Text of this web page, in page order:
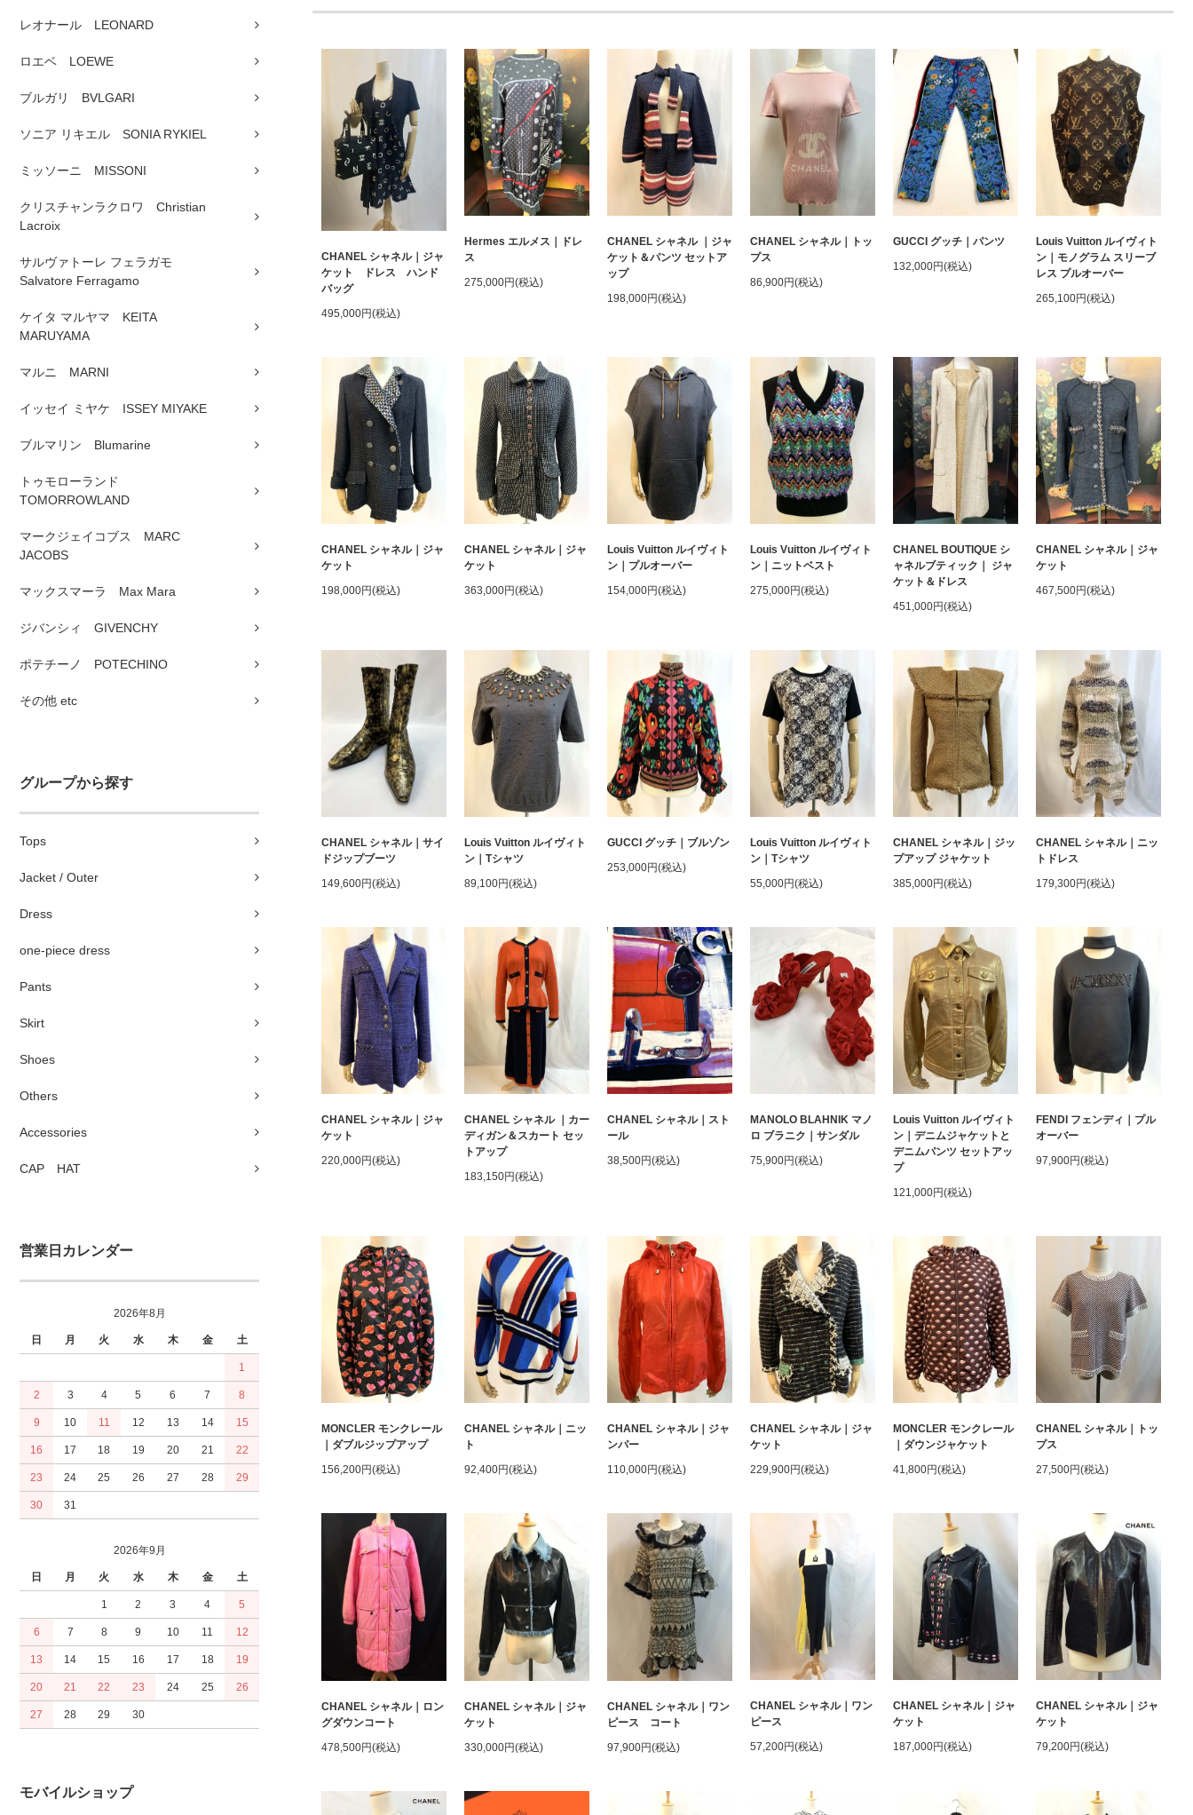
レオナール LEONARD
ロエベ LOEWE
ブルガリ BVLGARI
ソニア リキエル SONIA RYKIEL
ミッソーニ MISSONI
クリスチャンラクロワ Christian
Lacroix
サルヴァトーレ フェラガモ
Salvatore Ferragamo
ケイタ マルヤマ KEITA
MARUYAMA
マルニ MARNI
イッセイ ミヤケ ISSEY MIYAKE
ブルマリン Blumarine
トゥモローランド
TOMORROWLAND
マークジェイコブス MARC
JACOBS
マックスマーラ Max Mara
ジバンシィ GIVENCHY
ポテチーノ POTECHINO
その他 etc
グループから探す
Tops
Jacket / Outer
Dress
one-piece dress
Pants
Skirt
Shoes
Others
Accessories
CAP HAT
営業日カレンダー
2026年8月
日 月 火 水 木 金 土
1
2 3 4 5 6 7 8
9 10 11 12 13 14 15
16 17 18 19 20 21 22
23 24 25 26 27 28 29
30 31
2026年9月
日 月 火 水 木 金 土
1 2 3 4 5
6 7 8 9 10 11 12
13 14 15 16 17 18 19
20 21 22 23 24 25 26
27 28 29 30
モバイルショップ
CHANEL シャネル｜ジャ
ケット ドレス ハンド
バッグ
495,000円(税込)
Hermes エルメス｜ドレ
ス
275,000円(税込)
CHANEL シャネル ｜ジャ
ケット＆パンツ セットア
ップ
198,000円(税込)
CHANEL シャネル｜トッ
プス
86,900円(税込)
GUCCI グッチ｜パンツ
132,000円(税込)
Louis Vuitton ルイヴィト
ン｜モノグラム スリーブ
レス プルオーバー
265,100円(税込)
CHANEL シャネル｜ジャ
ケット
198,000円(税込)
CHANEL シャネル｜ジャ
ケット
363,000円(税込)
Louis Vuitton ルイヴィト
ン｜プルオーバー
154,000円(税込)
Louis Vuitton ルイヴィト
ン｜ニットベスト
275,000円(税込)
CHANEL BOUTIQUE シ
ャネルブティック｜ ジャ
ケット＆ドレス
451,000円(税込)
CHANEL シャネル｜ジャ
ケット
467,500円(税込)
CHANEL シャネル｜サイ
ドジップブーツ
149,600円(税込)
Louis Vuitton ルイヴィト
ン｜Tシャツ
89,100円(税込)
GUCCI グッチ｜ブルゾン
253,000円(税込)
Louis Vuitton ルイヴィト
ン｜Tシャツ
55,000円(税込)
CHANEL シャネル｜ジッ
プアップ ジャケット
385,000円(税込)
CHANEL シャネル｜ニッ
トドレス
179,300円(税込)
CHANEL シャネル｜ジャ
ケット
220,000円(税込)
CHANEL シャネル ｜カー
ディガン＆スカート セッ
トアップ
183,150円(税込)
CHANEL シャネル｜スト
ール
38,500円(税込)
MANOLO BLAHNIK マノ
ロ ブラニク｜サンダル
75,900円(税込)
Louis Vuitton ルイヴィト
ン｜デニムジャケットと
デニムパンツ セットアッ
プ
121,000円(税込)
FENDI フェンディ｜プル
オーバー
97,900円(税込)
MONCLER モンクレール
｜ダブルジップアップ
156,200円(税込)
CHANEL シャネル｜ニッ
ト
92,400円(税込)
CHANEL シャネル｜ジャ
ンパー
110,000円(税込)
CHANEL シャネル｜ジャ
ケット
229,900円(税込)
MONCLER モンクレール
｜ダウンジャケット
41,800円(税込)
CHANEL シャネル｜トッ
プス
27,500円(税込)
CHANEL シャネル｜ロン
グダウンコート
478,500円(税込)
CHANEL シャネル｜ジャ
ケット
330,000円(税込)
CHANEL シャネル｜ワン
ピース コート
97,900円(税込)
CHANEL シャネル｜ワン
ピース
57,200円(税込)
CHANEL シャネル｜ジャ
ケット
187,000円(税込)
CHANEL シャネル｜ジャ
ケット
79,200円(税込)